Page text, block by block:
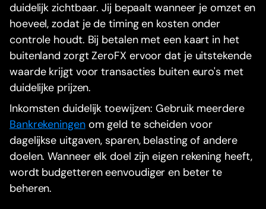
duidelijk zichtbaar. Jij bepaalt wanneer je omzet en
hoeveel, zodat je de timing en kosten onder
controle houdt. Bij betalen met een kaart in het
buitenland zorgt ZeroFX ervoor dat je uitstekende
waarde krijgt voor transacties buiten euro's met
duidelijke prijzen.
Inkomsten duidelijk toewijzen: Gebruik meerdere
Bankrekeningenom geld te scheiden voor
dagelijkse uitgaven, sparen, belasting of andere
doelen. Wanneer elk doel zijn eigen rekening heeft,
wordt budgetteren eenvoudiger en beter te
beheren.